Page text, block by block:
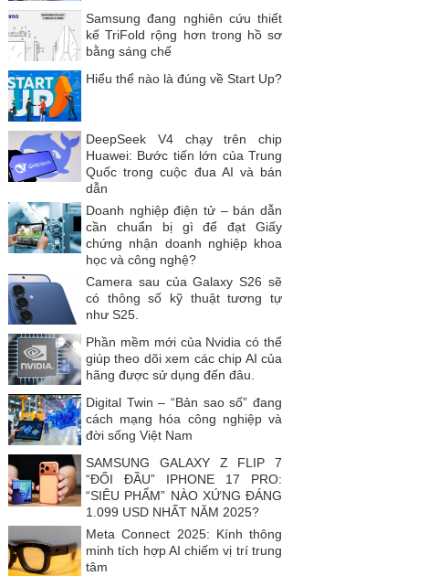
Samsung đang nghiên cứu thiết
kế TriFold rộng hơn trong hồ sơ
bằng sáng chế
Hiểu thể nào là đúng về Start Up?
DeepSeek V4 chạy trên chip
Huawei: Bước tiến lớn của Trung
Quốc trong cuộc đua AI và bán
dẫn
Doanh nghiệp điện tử – bán dẫn
cần chuẩn bị gì để đạt Giấy
chứng nhận doanh nghiệp khoa
học và công nghệ?
Camera sau của Galaxy S26 sẽ
có thông số kỹ thuật tương tự
như S25.
Phần mềm mới của Nvidia có thể
giúp theo dõi xem các chip AI của
hãng được sử dụng đến đâu.
Digital Twin – “Bản sao số” đang
cách mạng hóa công nghiệp và
đời sống Việt Nam
SAMSUNG GALAXY Z FLIP 7
“ĐỐI ĐẦU” IPHONE 17 PRO:
“SIÊU PHẨM” NÀO XỨNG ĐÁNG
1.099 USD NHẤT NĂM 2025?
Meta Connect 2025: Kính thông
minh tích hợp AI chiếm vị trí trung
tâm